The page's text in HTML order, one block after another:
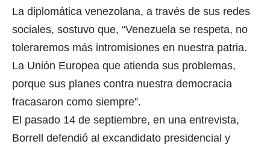
La diplomática venezolana, a través de sus redes
sociales, sostuvo que, “Venezuela se respeta, no
toleraremos más intromisiones en nuestra patria.
La Unión Europea que atienda sus problemas,
porque sus planes contra nuestra democracia
fracasaron como siempre”.
El pasado 14 de septiembre, en una entrevista,
Borrell defendió al excandidato presidencial y